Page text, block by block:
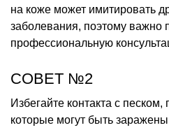
на коже может имитировать
заболевания, поэтому важно
профессиональную
СОВЕТ №2
Избегайте контакта с
которые могут быть